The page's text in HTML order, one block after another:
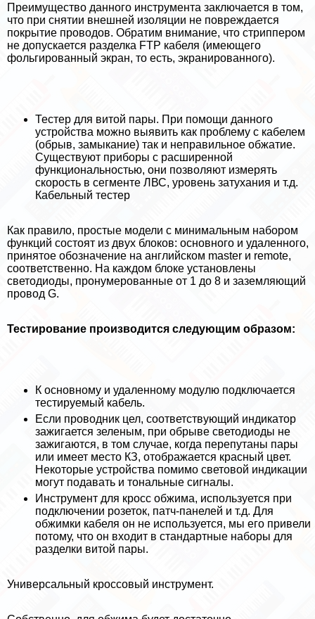
Преимущество данного инструмента заключается в том,
что при снятии внешней изоляции не повреждается
покрытие проводов. Обратим внимание, что стpиппepом
не допускается разделка FTP кабеля (имеющего
фольгированный экран, то есть, экранированного).
Тестер для витой пары. При помощи данного
устройства можно выявить как проблему с кабелем
(обрыв, замыкание) так и неправильное обжатие.
Существуют приборы с расширенной
функциональностью, они позволяют измерять
скорость в сегменте ЛВС, уровень затухания и т.д.
Кабельный тестер
Как правило, простые модели с минимальным набором
функций состоят из двух блоков: основного и удаленного,
принятое обозначение на английском master и remote,
соответственно. На каждом блоке установлены
светодиоды, пронумерованные от 1 до 8 и заземляющий
провод G.
Тестирование производится следующим образом:
К основному и удаленному модулю подключается
тестируемый кабель.
Если проводник цел, соответствующий индикатор
зажигается зеленым, при обрыве светодиоды не
зажигаются, в том случае, когда перепyтaны пары
или имеет место КЗ, отображается красный цвет.
Некоторые устройства помимо световой индикации
могут подавать и тональные сигналы.
Инструмент для кросс обжима, используется при
подключении розеток, патч-панелей и т.д. Для
обжимки кабеля он не используется, мы его привели
потому, что он входит в стандартные наборы для
разделки витой пары.
Универсальный кроссовый инструмент.